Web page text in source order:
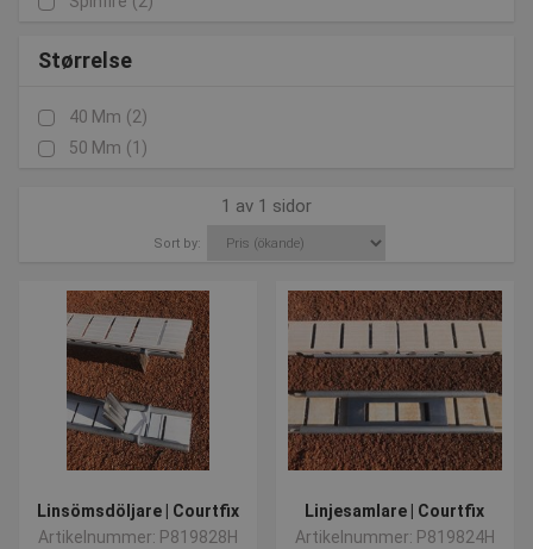
Størrelse
40 Mm (2)
50 Mm (1)
1 av 1 sidor
Sort by:
Linsömsdöljare | Courtfix
Artikelnummer: P819828H
Linjesamlare | Courtfix
Artikelnummer: P819824H